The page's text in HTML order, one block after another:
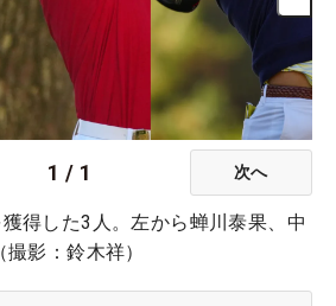
1 / 1 次へ
得した3人。左から蝉川泰果、中
影：鈴木祥）